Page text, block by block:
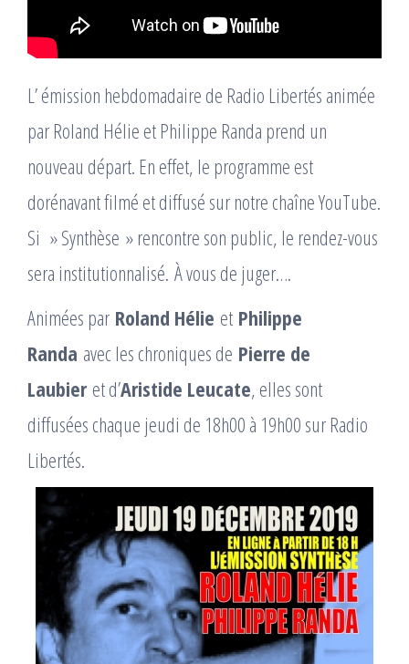
L’ émission hebdomadaire de Radio Libertés animée
par Roland Hélie et Philippe Randa prend un
nouveau départ. En effet, le programme est
dorénavant filmé et diffusé sur notre chaîne YouTube.
Si » Synthèse » rencontre son public, le rendez-vous
sera institutionnalisé. À vous de juger….
Animées par Roland Hélie et Philippe
Randa avec les chroniques de Pierre de
Laubier et d’Aristide Leucate, elles sont
diffusées chaque jeudi de 18h00 à 19h00 sur Radio
Libertés.